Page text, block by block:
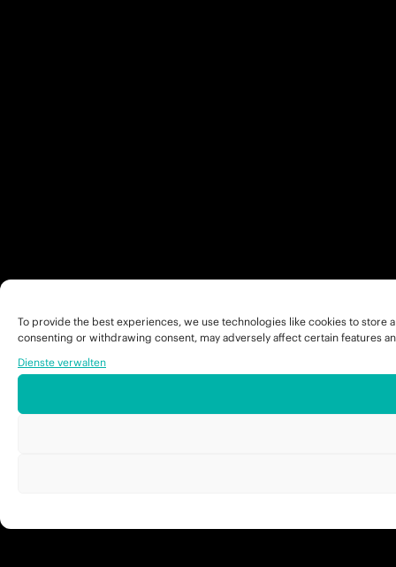
To provide the best experiences, we use technologies like cookies to
consenting or withdrawing consent, may adversely affect certain features
Dienste verwalten